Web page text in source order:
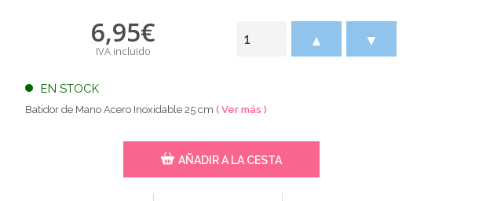
6,95€
IVA incluido
EN STOCK
▲ ▼
Batidor de Mano Acero Inoxidable 25 cm ( Ver más )
AÑADIR A LA CESTA